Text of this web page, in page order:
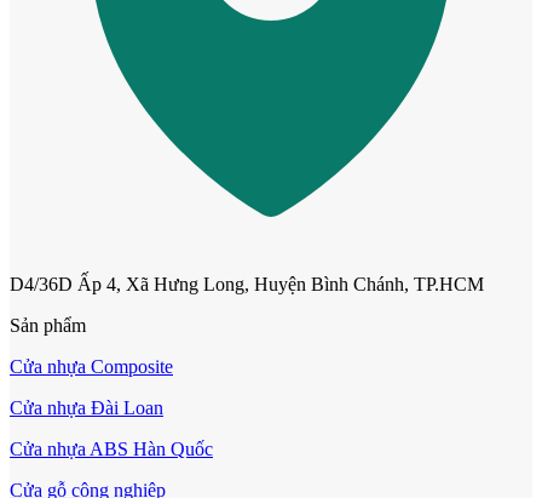
D4/36D Ấp 4, Xã Hưng Long, Huyện Bình Chánh, TP.HCM
Sản phẩm
Cửa nhựa Composite
Cửa nhựa Đài Loan
Cửa nhựa ABS Hàn Quốc
Cửa gỗ công nghiệp